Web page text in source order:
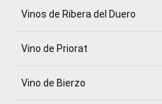
Vinos de Ribera del Duero
Vino de Priorat
Vino de Bierzo